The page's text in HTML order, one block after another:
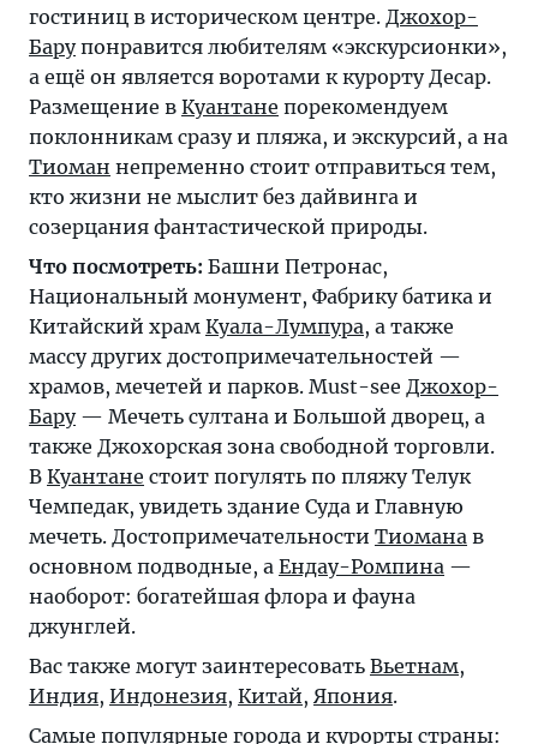
гостиниц в историческом центре. Джохор-
Барупонравится любителям «экскурсионки»,
а ещё он является воротами к курорту Десар.
Размещение в Куантане порекомендуем
поклонникам сразу и пляжа, и экскурсий, а на
Тиоман непременно стоит отправиться тем,
кто жизни не мыслит без дайвинга и
созерцания фантастической природы.
Что посмотреть: Башни Петронас,
Национальный монумент, Фабрику батика и
Китайский храм Куала-Лумпура, а также
массу других достопримечательностей —
храмов, мечетей и парков. Must-see Джохор-
Бару— Мечеть султана и Большой дворец, а
также Джохорская зона свободной торговли.
В Куантане стоит погулять по пляжу Телук
Чемпедак, увидеть здание Суда и Главную
мечеть. Достопримечательности Тиомана в
основном подводные, а Ендау-Ромпина —
наоборот: богатейшая флора и фауна
джунглей.
Вас также могут заинтересовать Вьетнам,
Индия, Индонезия, Китай, Япония.
Самые популярные города и курорты страны: